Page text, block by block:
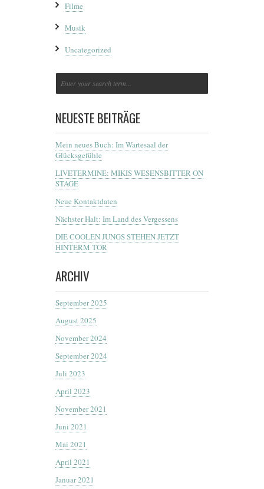
Filme
Musik
Uncategorized
NEUESTE BEITRÄGE
Mein neues Buch: Im Wartesaal der
Glücksgefühle
LIVETERMINE: MIKIS WESENSBITTER ON
STAGE
Neue Kontaktdaten
Nächster Halt: Im Land des Vergessens
DIE COOLEN JUNGS STEHEN JETZT
HINTERM TOR
ARCHIV
September 2025
August 2025
November 2024
September 2024
Juli 2023
April 2023
November 2021
Juni 2021
Mai 2021
April 2021
Januar 2021